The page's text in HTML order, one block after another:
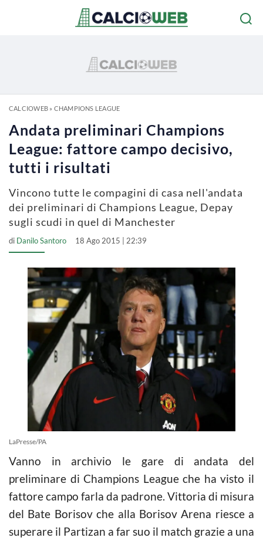
CALCIOWEB» CHAMPIONS LEAGUE
Andata preliminari Champions
League: fattore campo decisivo,
tutti i risultati
Vincono tutte le compagini di casa nell'andata
dei preliminari di Champions League, Depay
sugli scudi in quel di Manchester
di Danilo Santoro 18 Ago 2015 | 22:39
LaPresse/PA
Vanno in archivio le gare di andata del
preliminare di Champions League che ha visto il
fattore campo farla da padrone. Vittoria di misura
del Bate Borisov che alla Borisov Arena riesce a
superare il Partizan a far suo il match grazie a una